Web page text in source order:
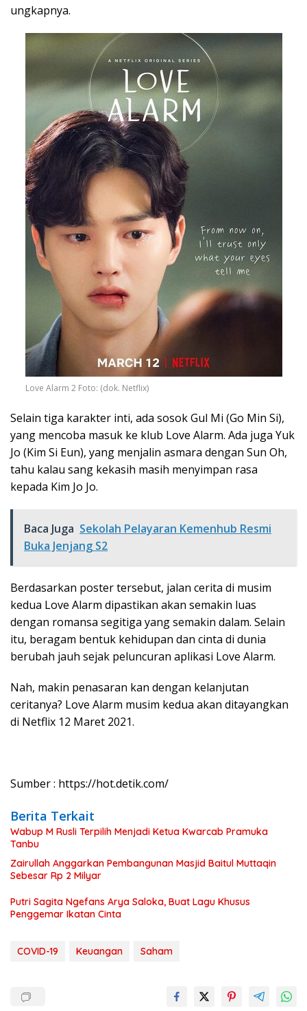
ungkapnya.
Love Alarm 2 Foto: (dok. Netflix)
Selain tiga karakter inti, ada sosok Gul Mi (Go Min Si),
yang mencoba masuk ke klub Love Alarm. Ada juga Yuk
Jo (Kim Si Eun), yang menjalin asmara dengan Sun Oh,
tahu kalau sang kekasih masih menyimpan rasa
kepada Kim Jo Jo.
Baca Juga Sekolah Pelayaran Kemenhub Resmi
Buka Jenjang S2
Berdasarkan poster tersebut, jalan cerita di musim
kedua Love Alarm dipastikan akan semakin luas
dengan romansa segitiga yang semakin dalam. Selain
itu, beragam bentuk kehidupan dan cinta di dunia
berubah jauh sejak peluncuran aplikasi Love Alarm.
Nah, makin penasaran kan dengan kelanjutan
ceritanya? Love Alarm musim kedua akan ditayangkan
di Netflix 12 Maret 2021.
Sumber : https://hot.detik.com/
Berita Terkait
Wabup M Rusli Terpilih Menjadi Ketua Kwarcab Pramuka
Tanbu
Zairullah Anggarkan Pembangunan Masjid Baitul Muttaqin
Sebesar Rp 2 Milyar
Putri Sagita Ngefans Arya Saloka, Buat Lagu Khusus
Penggemar Ikatan Cinta
COVID-19 Keuangan Saham